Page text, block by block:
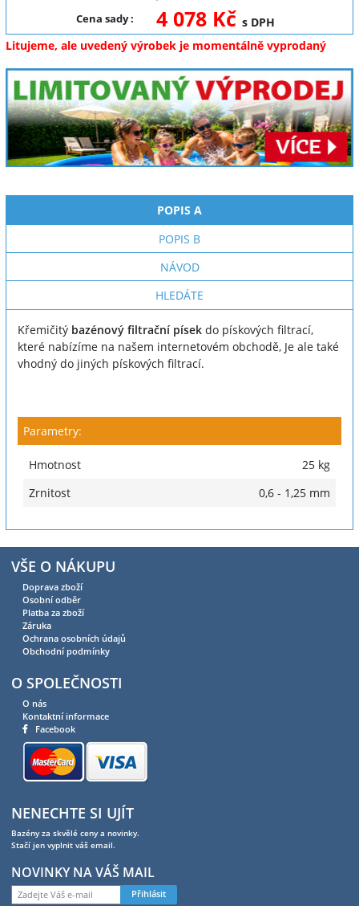
Cena sady: 4 078 Kč s DPH
Litujeme, ale uvedený výrobek je momentálně vyprodaný
POPIS A
POPIS B
NÁVOD
HLEDÁTE
Křemičitý bazénový filtrační písek do pískových filtrací,
které nabízíme na našem internetovém obchodě, Je ale také
vhodný do jiných pískových filtrací.
Parametry:
Hmotnost
25 kg
Zrnitost
0,6 - 1,25 mm
VŠE O NÁKUPU
Doprava zboží
Osobní odběr
Platba za zboží
Záruka
Ochrana osobních údajů
Obchodní podmínky
O SPOLEČNOSTI
O nás
Kontaktní informace
Facebook
NENECHTE SI UJÍT
Bazény za skvělé ceny a novinky.
Stačí jen vyplnit váš email.
NOVINKY NA VÁŠ MAIL
Přihlásit